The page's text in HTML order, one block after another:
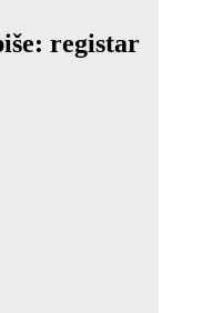
registar